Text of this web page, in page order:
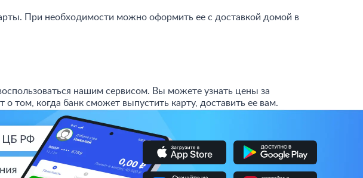
При необходимости можно оформить ее с доставкой домой в
нашим сервисом. Вы можете узнать цены за
том, когда банк сможет выпустить карту, доставить ее вам.